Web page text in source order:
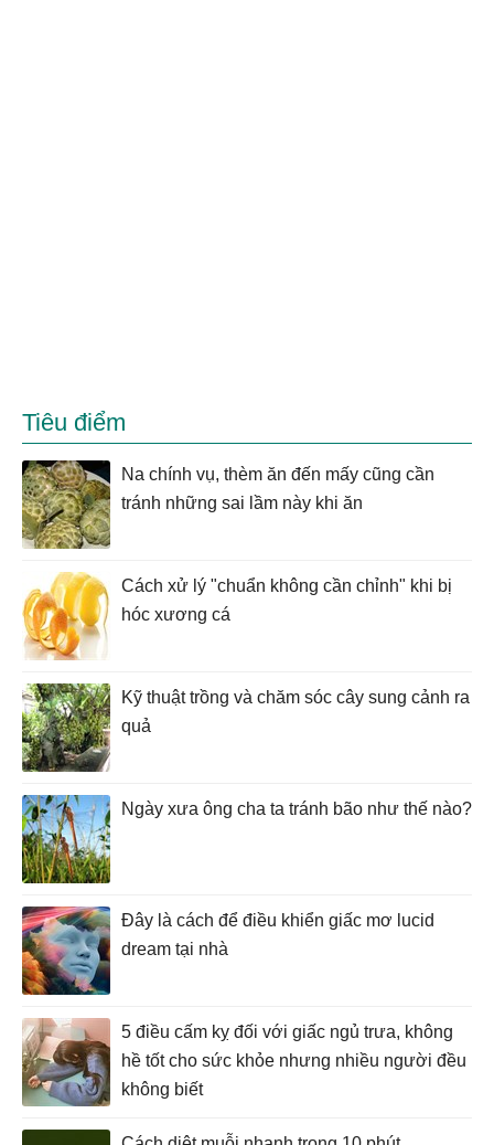
Tiêu điểm
Na chính vụ, thèm ăn đến mấy cũng cần
tránh những sai lầm này khi ăn
Cách xử lý "chuẩn không cần chỉnh" khi bị
hóc xương cá
Kỹ thuật trồng và chăm sóc cây sung cảnh ra
quả
Ngày xưa ông cha ta tránh bão như thế nào?
Đây là cách để điều khiển giấc mơ lucid
dream tại nhà
5 điều cấm kỵ đối với giấc ngủ trưa, không
hề tốt cho sức khỏe nhưng nhiều người đều
không biết